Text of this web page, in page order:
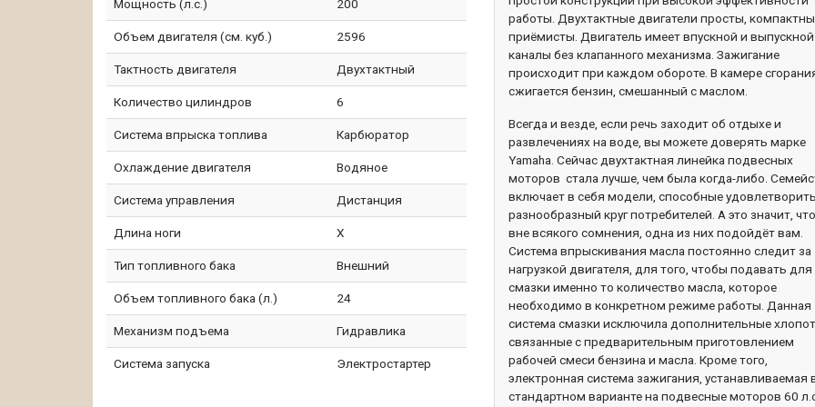
Мощность (л.с.) 200
Объем двигателя (см. куб.) 2596
Тактность двигателя Двухтактный
Количество цилиндров 6
Система впрыска топлива Карбюратор
Охлаждение двигателя Водяное
Система управления Дистанция
Длина ноги X
Тип топливного бака Внешний
Объем топливного бака (л.) 24
Механизм подъема Гидравлика
Система запуска Электростартер
работы. Двухтактные двигатели просты,
приёмисты. Двигатель имеет впускной и выпускной
каналы без клапанного механизма. Зажигание
происходит при каждом обороте. В камере
сжигается бензин, смешанный с маслом.
Всегда и везде, если речь заходит об отдыхе и
развлечениях на воде, вы можете доверять марке
Yamaha. Сейчас двухтактная линейка подвесных
моторов стала лучше, чем была когда-либо.
включает в себя модели, способные удовлетворить
разнообразный круг потребителей. А это значит, что,
вне всякого сомнения, одна из них подойдёт вам.
Система впрыскивания масла постоянно следит за
нагрузкой двигателя, для того, чтобы подавать для
смазки именно то количество масла, которое
необходимо в конкретном режиме работы. Данная
система смазки исключила дополнительные
связанные с предварительным приготовлением
рабочей смеси бензина и масла. Кроме того,
электронная система зажигания, устанавливаемая
стандартном варианте на подвесные моторов 60